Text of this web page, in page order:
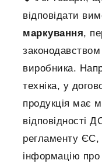
відповідати
маркування,
виробника.
техніка, у
продукція має
відповідності
регламенту
інформацію